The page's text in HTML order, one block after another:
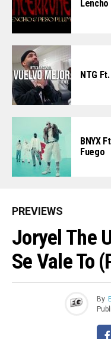
NTG
BNYX
Fuego
PREVIEWS
Joryel The
Se Vale To
By